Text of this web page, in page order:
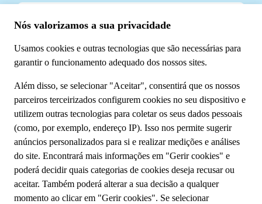
perca todas as nossas novidades!
Conheça-nos
Sobre o Grupo TUI
Sustentabilidade
A minha reserva
Fale Connosco
Política de privacidade
Cookies